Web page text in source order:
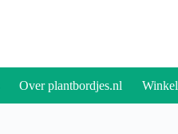
Over plantbordjes.nl Winkel